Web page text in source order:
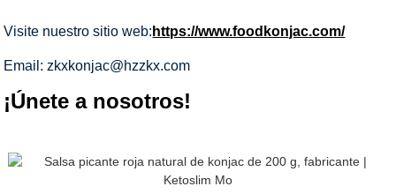
Visite nuestro sitio web: https://www.foodkonjac.com/
Email: zkxkonjac@hzzkx.com
¡Únete a nosotros!